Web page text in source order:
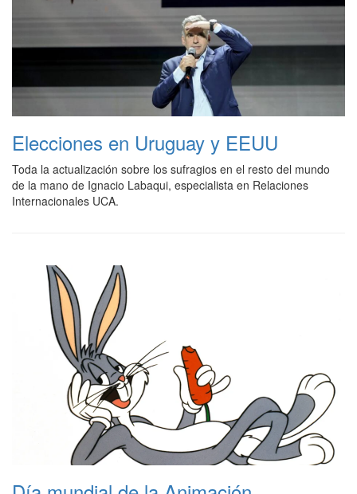
Elecciones en Uruguay y EEUU
Toda la actualización sobre los sufragios en el resto del mundo
de la mano de Ignacio Labaqui, especialista en Relaciones
Internacionales UCA.